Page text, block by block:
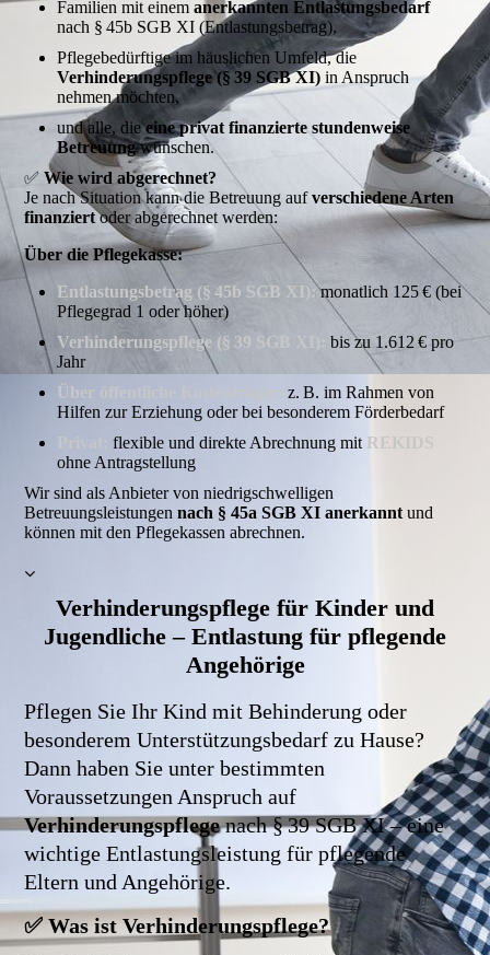
Familien mit einemanerkannten Entlastungsbedarf
nach § 45b SGB XI (Entlastungsbetrag),
Pflegebedürftige im häuslichen Umfeld, die
Verhinderungspflege (§ 39 SGB XI) in Anspruch
nehmen möchten,
und alle, dieeine privat finanzierte stundenweise
Betreuungwünschen.
✅Wie wird abgerechnet?
Je nach Situation kann die Betreuung aufverschiedene Arten
finanziertoder abgerechnet werden:
Über die Pflegekasse:
Entlastungsbetrag (§ 45b SGB XI):monatlich 125 € (bei
Pflegegrad 1 oder höher)
Verhinderungspflege (§ 39 SGB XI):
bis zu 1.612 € pro
Jahr
Über öffentliche Kostenträger:
z. B. im Rahmen von
Hilfen zur Erziehung oder bei besonderem Förderbedarf
flexible und direkte Abrechnung mit REKIDS
ohne Antragstellung
Wir sind als Anbieter von niedrigschwelligen
Betreuungsleistungennach § 45a SGB XI anerkannt und
können mit den Pflegekassen abrechnen.
Verhinderungspflege für Kinder und
Jugendliche – Entlastung für pflegende
Angehörige
Pflegen Sie Ihr Kind mit Behinderung oder
besonderem Unterstützungsbedarf zu Hause?
Dann haben Sie unter bestimmten
Voraussetzungen Anspruch auf
Verhinderungspflegenach § 39 SGB XI – eine
wichtige Entlastungsleistung für pflegende
Eltern und Angehörige.
✅ Was ist Verhinderungspflege?